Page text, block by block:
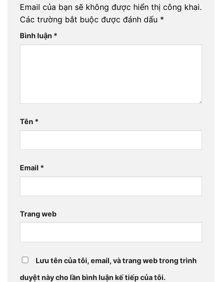
Email của bạn sẽ không được hiển thị công khai.
Các trường bắt buộc được đánh dấu *
Bình luận *
Tên *
Email *
Trang web
Lưu tên của tôi, email, và trang web trong trình
duyệt này cho lần bình luận kế tiếp của tôi.